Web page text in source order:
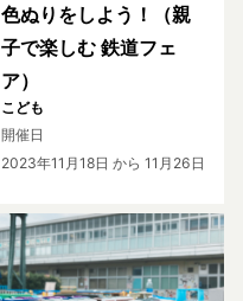
色ぬりをしよう！（親
子で楽しむ 鉄道フェ
ア）
こども
開催日
2023年11月18日 から 11月26日